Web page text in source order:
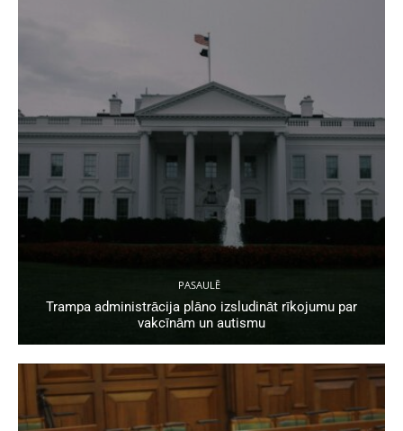
PASAULĒ
Trampa administrācija plāno izsludināt rīkojumu par
vakcīnām un autismu